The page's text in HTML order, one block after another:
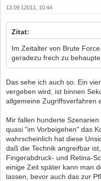
13.09.12011, 10:44
Zitat:
Im Zeitalter von Brute
geradezu frech zu
Das sehe ich auch so. Ein
vergeben wird, ist binnen
allgemeine Zugriffsverfahren
Mir fallen hunderte
quasi "im Vorbeigehen" das
wahrscheinlich hat diese
daß die Technik angreifbar
Fingerabdruck- und Retina-
einige Zeit später kann man
lassen, bevor auch das zur